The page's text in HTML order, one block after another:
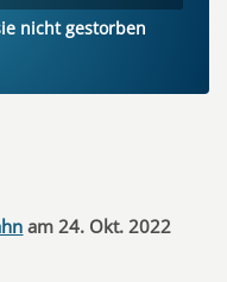
nicht gestorben
am 24. Okt. 2022